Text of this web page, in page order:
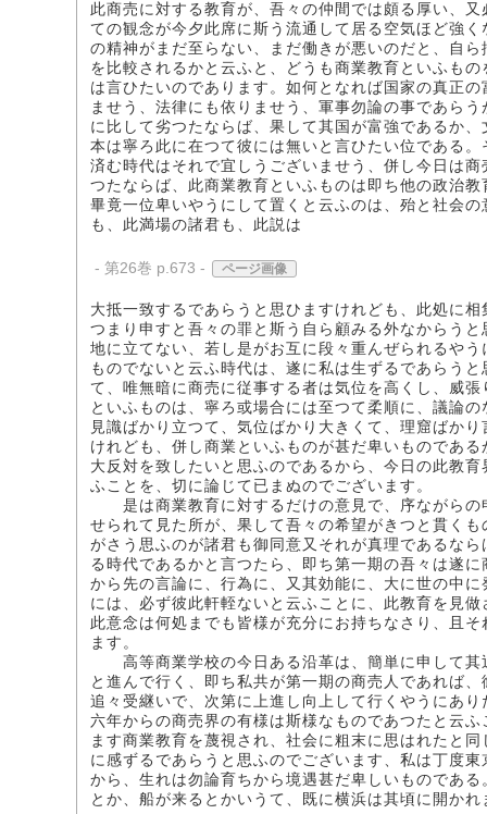
此商売に対する教育が、吾々の仲間では頗る厚い、
ての観念が今夕此席に斯う流通して居る空気ほど強
の精神がまだ至らない、まだ働きが悪いのだと、自
を比較されるかと云ふと、どうも商業教育といふも
は言ひたいのであります。如何となれば国家の真正
ませう、法律にも依りませう、軍事勿論の事であら
に比して劣つたならば、果して其国が富強であるか
本は寧ろ此に在つて彼には無いと言ひたい位である
済む時代はそれで宜しうございませう、併し今日は
つたならば、此商業教育といふものは即ち他の政治
畢竟一位卑いやうにして置くと云ふのは、殆と社会
も、此満場の諸君も、此説は
- 第26巻 p.673 - ページ画像
大抵一致するであらうと思ひますけれども、此処に
つまり申すと吾々の罪と斯う自ら顧みる外なからう
地に立てない、若し是がお互に段々重んぜられるや
ものでないと云ふ時代は、遂に私は生ずるであらう
て、唯無暗に商売に従事する者は気位を高くし、威
といふものは、寧ろ或場合には至つて柔順に、議論
見識ばかり立つて、気位ばかり大きくて、理窟ばか
けれども、併し商業といふものが甚だ卑いものであ
大反対を致したいと思ふのであるから、今日の此教
ふことを、切に論じて已まぬのでございます。
是は商業教育に対するだけの意見で、序ながらの
せられて見た所が、果して吾々の希望がきつと貫く
がさう思ふのが諸君も御同意又それが真理であるな
る時代であるかと言つたら、即ち第一期の吾々は遂
から先の言論に、行為に、又其効能に、大に世の中
には、必ず彼此軒輊ないと云ふことに、此教育を見
此意念は何処までも皆様が充分にお持ちなさり、且
ます。
高等商業学校の今日ある沿革は、簡単に申して其
と進んで行く、即ち私共が第一期の商売人であれば
追々受継いで、次第に上進し向上して行くやうにあ
六年からの商売界の有様は斯様なものであつたと云
ます商業教育を蔑視され、社会に粗末に思はれたと
に感ずるであらうと思ふのでございます、私は丁度
から、生れは勿論育ちから境遇甚だ卑しいものであ
とか、船が来るとかいうて、既に横浜は其頃に開か